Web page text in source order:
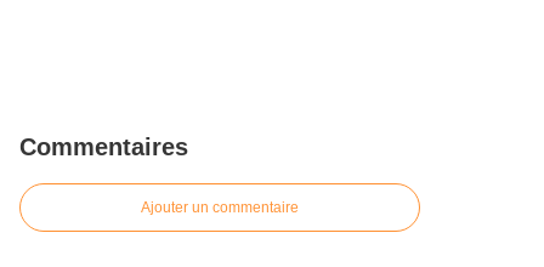
Commentaires
Ajouter un commentaire